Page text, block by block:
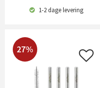
1-2 dagelevering
27%